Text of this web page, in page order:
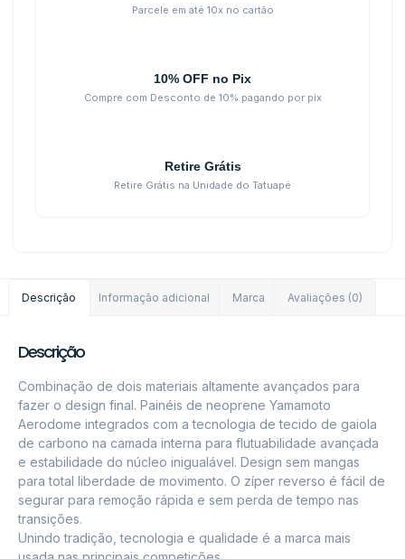
Parcele em até 10x no cartão
10% OFF no Pix
Compre com Desconto de 10% pagando por pix
Retire Grátis
Retire Grátis na Unidade do Tatuapé
Descrição Informação adicional Marca Avaliações (0)
Descrição
Combinação de dois materiais altamente avançados para
fazer o design final. Painéis de neoprene Yamamoto
Aerodome integrados com a tecnologia de tecido de gaiola
de carbono na camada interna para flutuabilidade avançada
e estabilidade do núcleo inigualável. Design sem mangas
para total liberdade de movimento. O zíper reverso é fácil de
segurar para remoção rápida e sem perda de tempo nas
transições.
Unindo tradição, tecnologia e qualidade é a marca mais